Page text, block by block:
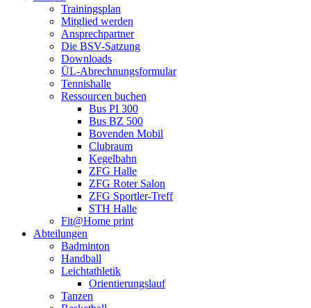
Trainingsplan
Mitglied werden
Ansprechpartner
Die BSV-Satzung
Downloads
ÜL-Abrechnungsformular
Tennishalle
Ressourcen buchen
Bus PI 300
Bus BZ 500
Bovenden Mobil
Clubraum
Kegelbahn
ZFG Halle
ZFG Roter Salon
ZFG Sportler-Treff
STH Halle
Fit@Home print
Abteilungen
Badminton
Handball
Leichtathletik
Orientierungslauf
Tanzen